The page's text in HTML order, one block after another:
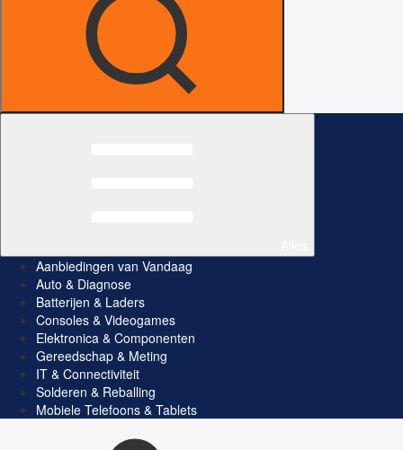
Aanbiedingen van Vandaag
Auto & Diagnose
Batterijen & Laders
Consoles & Videogames
Elektronica & Componenten
Gereedschap & Meting
IT & Connectiviteit
Solderen & Reballing
Mobiele Telefoons & Tablets